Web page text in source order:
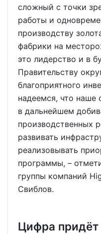
сложный с точки
работы и
производству
фабрики на
это лидерство и в
Правительству
благоприятного
надеемся, что наше
в дальнейшем
производственных
развивать
реализовывать
программы, –
группы компаний
Свиблов.
Цифра